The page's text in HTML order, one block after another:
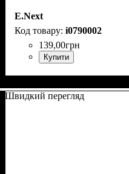
E.Next
i0790002
139,00грн
Купити
Швидкий перегляд